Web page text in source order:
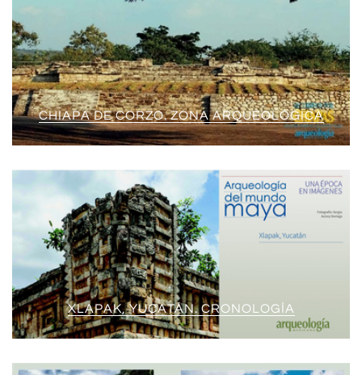
CHIAPA DE CORZO. ZONA ARQUEOLÓGICA
XLAPAK, YUCATÁN. CRONOLOGÍA